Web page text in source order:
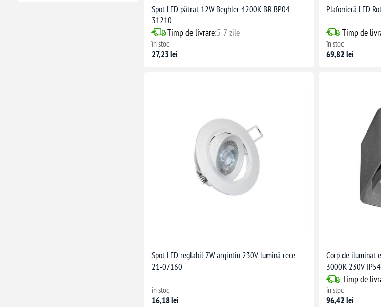
Spot LED pătrat 12W Beghler 4200K BR-BP04-
31210
Timp de livrare:5-7 zile
în stoc
27,23 lei
Plafonieră LED
Timp de
în stoc
69,82 lei
Spot LED reglabil 7W argintiu 230V lumină rece
21-07160
în stoc
16,18 lei
Corp de iluminat
3000K 230V
Timp de
în stoc
96,42 lei